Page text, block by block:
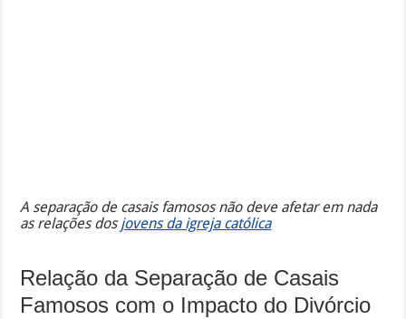
A separação de casais famosos não deve afetar em nada
as relações dos jovens da igreja católica
Relação da Separação de Casais
Famosos com o Impacto do Divórcio